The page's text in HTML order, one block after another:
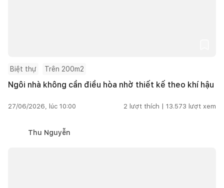
Biệt thự Trên 200m2
Ngôi nhà không cần điều hòa nhờ thiết kế theo khí hậu
27/06/2026, lúc 10:00 2 lượt thích | 13.573 lượt xem
Thu Nguyễn